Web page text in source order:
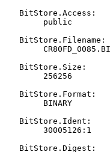
   BitStore.Access:
   BitStore.Filename:
   BitStore.Size:
   BitStore.Format:
   BitStore.Ident:
   BitStore.Digest: